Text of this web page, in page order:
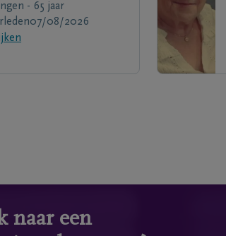
- 65 jaar
07/08/2026
naar een